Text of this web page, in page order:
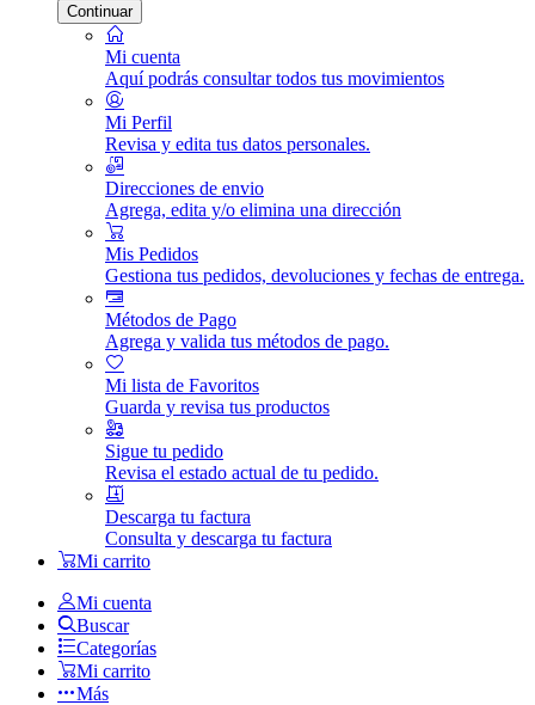
Continuar
Mi cuenta
Aquí podrás consultar todos tus movimientos
Mi Perfil
Revisa y edita tus datos personales.
Direcciones de envio
Agrega, edita y/o elimina una dirección
Mis Pedidos
Gestiona tus pedidos, devoluciones y fechas de entrega.
Métodos de Pago
Agrega y valida tus métodos de pago.
Mi lista de Favoritos
Guarda y revisa tus productos
Sigue tu pedido
Revisa el estado actual de tu pedido.
Descarga tu factura
Consulta y descarga tu factura
Mi carrito
Mi cuenta
Buscar
Categorías
Mi carrito
Más